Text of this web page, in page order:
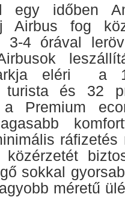
egy időben
fog
3-4 órával
eléri a
turista és 32
a Premium
ráfizetés
sokkal
méretű